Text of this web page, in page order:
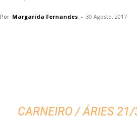
Por Margarida Fernandes - 30 Agosto, 2017
CARNEIRO / ÁRIES